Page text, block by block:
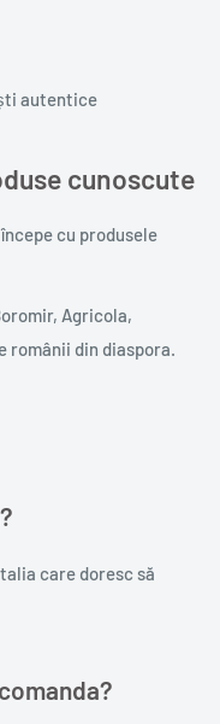
autentice
cunoscute
cu produsele
Agricola,
românii din diaspora.
care doresc să